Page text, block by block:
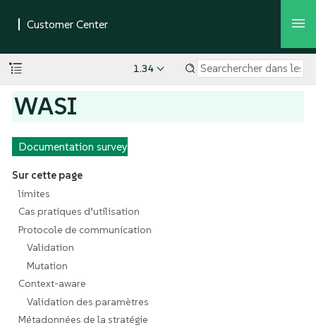
1.34
WASI
Documentation survey
Sur cette page
limites
Cas pratiques d’utilisation
Protocole de communication
Validation
Mutation
Context-aware
Validation des paramètres
Métadonnées de la stratégie